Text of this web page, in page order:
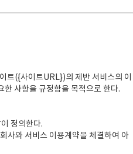
트({사이트URL})의 제반 서비스의 이
한 사항을 규정함을 목적으로 한다.
정의한다.
사와 서비스 이용계약을 체결하여 아